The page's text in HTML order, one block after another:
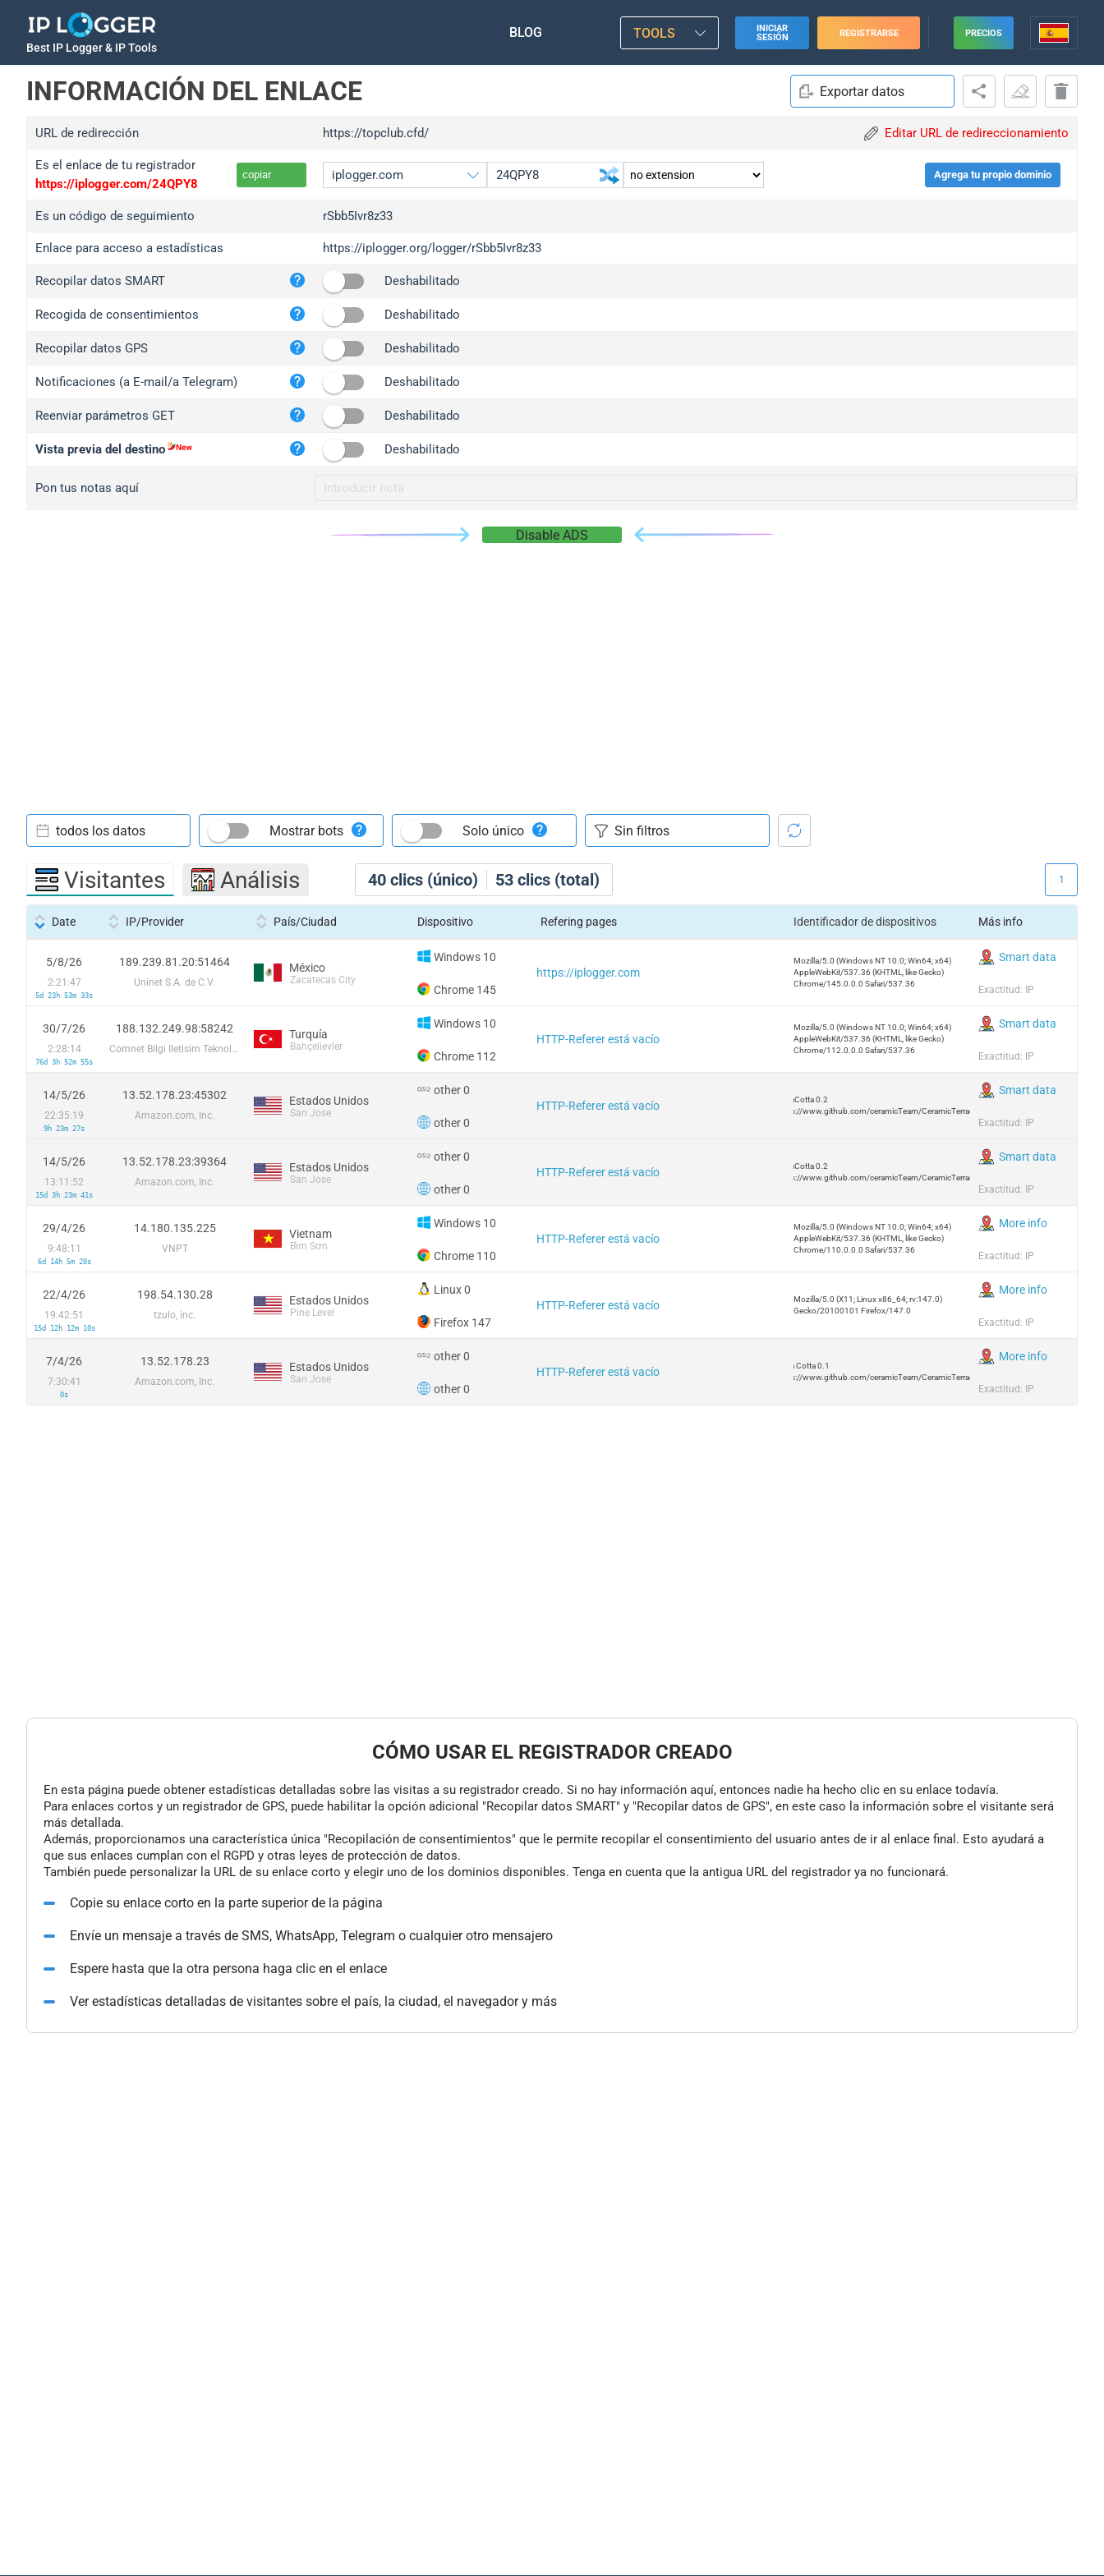
Best IP Logger & IP Tools
BLOG TOOLS
INICIAR
SESIÓN
REGISTRARSE PRECIOS
INFORMACIÓN DEL ENLACE Exportar datos
URL de redirección https://topclub.cfd/ Editar URL de redireccionamiento
Es el enlace de tu registrador
https://iplogger.com/24QPY8
copiar
iplogger.org
wl.gl
ed.tc
iplogger.com
iplogger.co
2no.co
yip.su
iplogger.info
Agrega tu propio dominio
Es un código de seguimiento rSbb5Ivr8z33
Enlace para acceso a estadísticas https://iplogger.org/logger/rSbb5Ivr8z33
Recopilar datos SMART Deshabilitado
Recogida de consentimientos Deshabilitado
Recopilar datos GPS Deshabilitado
Notificaciones (a E-mail/a Telegram) Deshabilitado
Reenviar parámetros GET Deshabilitado
Vista previa del destino Deshabilitado
Pon tus notas aquí
Disable ADS
40 clics (único) 53 clics (total)
todos los datos Mostrar bots Solo único
Visitantes Análisis 1
Date IP/Provider País/Ciudad Dispositivo Refering pages Identificador de dispositivos Más info
5/8/26
2:21:47
5d 23h 53m 33s
189.239.81.20:51464
Uninet S.A. de C.V.
México
Zacatecas City
Windows 10
Chrome 145
https://iplogger.com
Mozilla/5.0 (Windows NT 10.0; Win64; x64)
AppleWebKit/537.36 (KHTML, like Gecko)
Chrome/145.0.0.0 Safari/537.36
Smart data
Exactitud: IP
30/7/26
2:28:14
76d 3h 52m 55s
188.132.249.98:58242
Comnet Bilgi Iletisim Teknolojileri Ticaret A.S.
Turquía
Bahçelievler
Windows 10
Chrome 112
HTTP-Referer está vacío
Mozilla/5.0 (Windows NT 10.0; Win64; x64)
AppleWebKit/537.36 (KHTML, like Gecko)
Chrome/112.0.0.0 Safari/537.36
Smart data
Exactitud: IP
14/5/26
22:35:19
9h 23m 27s
13.52.178.23:45302
Amazon.com, Inc.
Estados Unidos
San Jose
other 0
other 0
HTTP-Referer está vacío
TerraCotta 0.2
https://www.github.com/ceramicTeam/CeramicTerracotta
Smart data
Exactitud: IP
14/5/26
13:11:52
15d 3h 23m 41s
13.52.178.23:39364
Amazon.com, Inc.
Estados Unidos
San Jose
other 0
other 0
HTTP-Referer está vacío
TerraCotta 0.2
https://www.github.com/ceramicTeam/CeramicTerracotta
Smart data
Exactitud: IP
29/4/26
9:48:11
6d 14h 5m 20s
14.180.135.225
VNPT
Vietnam
Bỉm Sơn
Windows 10
Chrome 110
HTTP-Referer está vacío
Mozilla/5.0 (Windows NT 10.0; Win64; x64)
AppleWebKit/537.36 (KHTML, like Gecko)
Chrome/110.0.0.0 Safari/537.36
More info
Exactitud: IP
22/4/26
19:42:51
15d 12h 12m 10s
198.54.130.28
tzulo, inc.
Estados Unidos
Pine Level
Linux 0
Firefox 147
HTTP-Referer está vacío
Mozilla/5.0 (X11; Linux x86_64; rv:147.0)
Gecko/20100101 Firefox/147.0
More info
Exactitud: IP
7/4/26
7:30:41
0s
13.52.178.23
Amazon.com, Inc.
Estados Unidos
San Jose
other 0
other 0
HTTP-Referer está vacío
Terra Cotta 0.1
https://www.github.com/ceramicTeam/CeramicTerracotta
More info
Exactitud: IP
CÓMO USAR EL REGISTRADOR CREADO
En esta página puede obtener estadísticas detalladas sobre las visitas a su registrador creado. Si no hay información aquí, entonces nadie ha hecho clic en su enlace todavía.
Para enlaces cortos y un registrador de GPS, puede habilitar la opción adicional "Recopilar datos SMART" y "Recopilar datos de GPS", en este caso la información sobre el visitante será
más detallada.
Además, proporcionamos una característica única "Recopilación de consentimientos" que le permite recopilar el consentimiento del usuario antes de ir al enlace final. Esto ayudará a
que sus enlaces cumplan con el RGPD y otras leyes de protección de datos.
También puede personalizar la URL de su enlace corto y elegir uno de los dominios disponibles. Tenga en cuenta que la antigua URL del registrador ya no funcionará.
Copie su enlace corto en la parte superior de la página
Envíe un mensaje a través de SMS, WhatsApp, Telegram o cualquier otro mensajero
Espere hasta que la otra persona haga clic en el enlace
Ver estadísticas detalladas de visitantes sobre el país, la ciudad, el navegador y más